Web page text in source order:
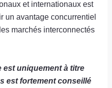
et internationaux est
un avantage concurrentiel
marchés interconnectés
est uniquement à titre
est fortement conseillé